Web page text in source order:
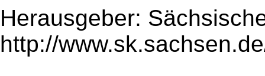
Herausgeber:
http://